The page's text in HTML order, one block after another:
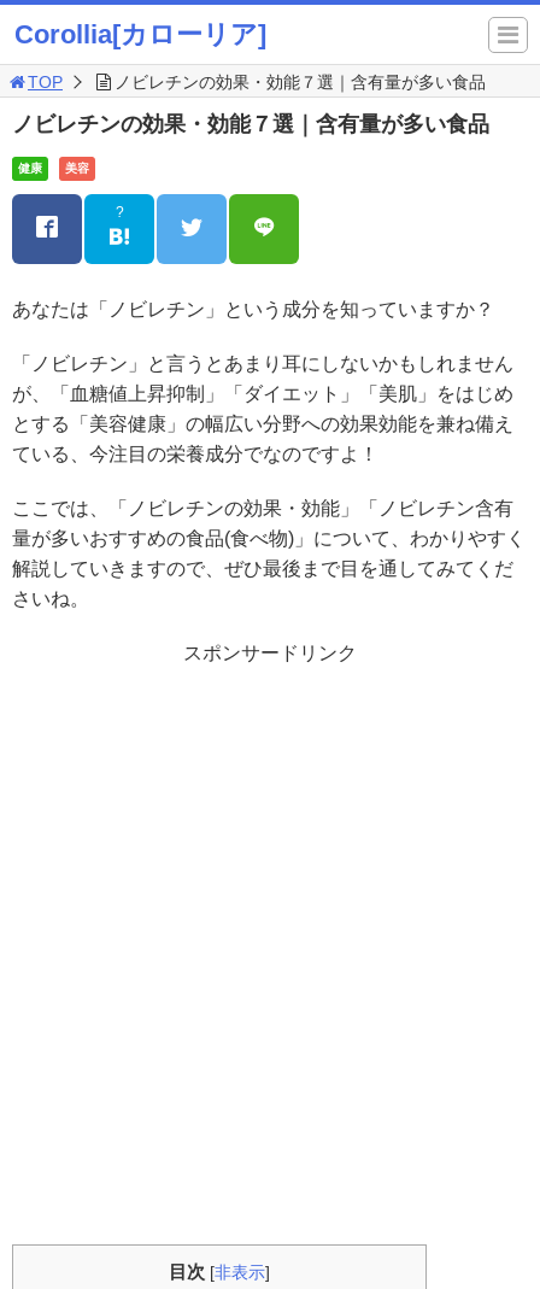
Corollia[カローリア]
TOP ノビレチンの効果・効能７選｜含有量が多い食品
ノビレチンの効果・効能７選｜含有量が多い食品
健康 美容
?
あなたは「ノビレチン」という成分を知っていますか？
「ノビレチン」と言うとあまり耳にしないかもしれません
が、「血糖値上昇抑制」「ダイエット」「美肌」をはじめ
とする「美容健康」の幅広い分野への効果効能を兼ね備え
ている、今注目の栄養成分でなのですよ！
ここでは、「ノビレチンの効果・効能」「ノビレチン含有
量が多いおすすめの食品(食べ物)」について、わかりやすく
解説していきますので、ぜひ最後まで目を通してみてくだ
さいね。
スポンサードリンク
目次 [非表示]